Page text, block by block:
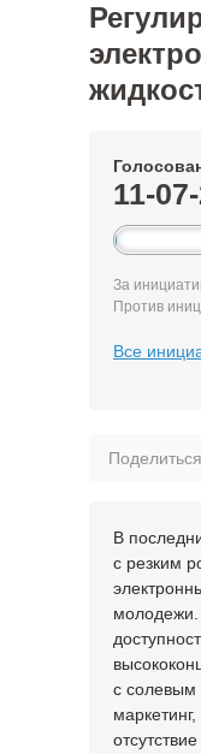
11-
За
Против
Все
Поделиться
В
с резким
с солевым